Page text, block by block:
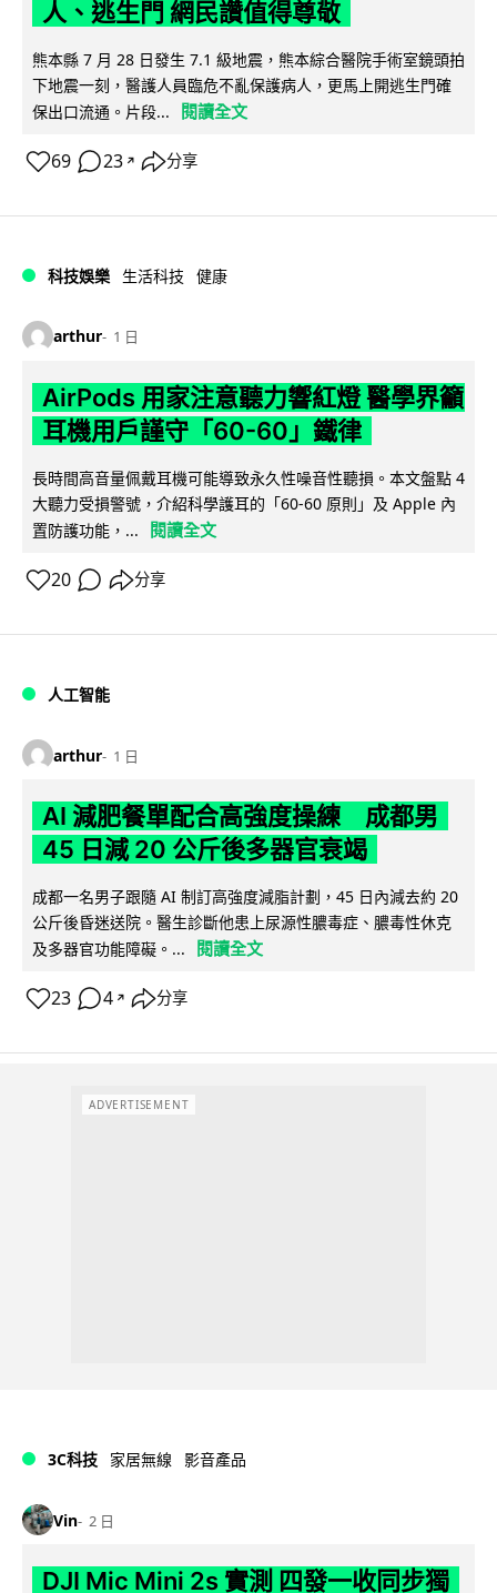
人、逃生門 網民讚值得尊敬
熊本縣 7 月 28 日發生 7.1 級地震，熊本綜合醫院手術室鏡頭拍
下地震一刻，醫護人員臨危不亂保護病人，更馬上開逃生門確
保出口流通。片段...
閱讀全文
69 23 ↗ 分享
科技娛樂 生活科技 健康
arthur 1 日
AirPods 用家注意聽力響紅燈 醫學界籲
耳機用戶謹守「60-60」鐵律
長時間高音量佩戴耳機可能導致永久性噪音性聽損。本文盤點 4
大聽力受損警號，介紹科學護耳的「60-60 原則」及 Apple 內
置防護功能，...
閱讀全文
20 分享
人工智能
arthur 1 日
AI 減肥餐單配合高強度操練 成都男
45 日減 20 公斤後多器官衰竭
成都一名男子跟隨 AI 制訂高強度減脂計劃，45 日內減去約 20
公斤後昏迷送院。醫生診斷他患上尿源性膿毒症、膿毒性休克
及多器官功能障礙。...
閱讀全文
23 4 ↗ 分享
ADVERTISEMENT
3C科技 家居無線 影音產品
Vin 2 日
DJI Mic Mini 2s 實測 四發一收同步獨